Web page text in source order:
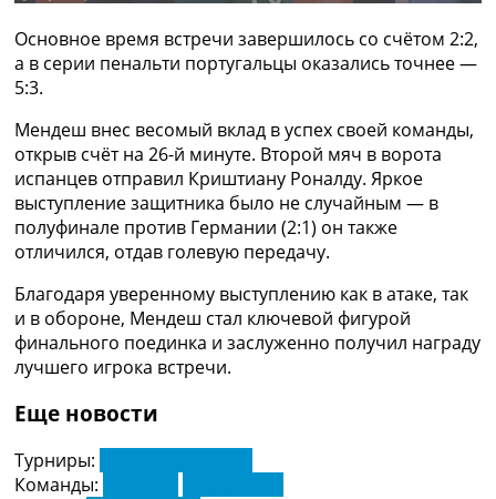
ТВ программа
RU
Categories
Главная
Новости футбола
Видео
Новости футбола Украины
Последние комментарии
Конкурс прогнозов
Логин
Правила
Коллективный прогноз
Турниры
Чемпионат Мира
Основное время встречи завершилось со счётом 2:2,
а в серии пенальти португальцы оказались точнее —
5:3.
Мендеш внес весомый вклад в успех своей команды,
открыв счёт на 26-й минуте. Второй мяч в ворота
испанцев отправил Криштиану Роналду. Яркое
выступление защитника было не случайным — в
полуфинале против Германии (2:1) он также
отличился, отдав голевую передачу.
Благодаря уверенному выступлению как в атаке, так
и в обороне, Мендеш стал ключевой фигурой
финального поединка и заслуженно получил награду
лучшего игрока встречи.
Еще новости
Турниры:
Команды: